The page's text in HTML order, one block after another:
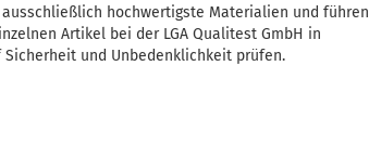
hochwertigste Materialien und führen
Artikel bei der LGA Qualitest GmbH in
und Unbedenklichkeit prüfen.